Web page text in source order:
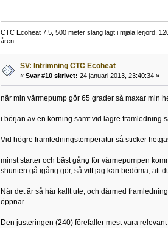
CTC Ecoheat 7,5, 500 meter slang lagt i mjäla lerjord.
åren.
SV: Intrimning CTC Ecoheat
« Svar #10 skrivet: 24 januari 2013, 23:40:34 »
när min värmepump gör 65 grader så maxar min
i början av en körning samt vid lägre framledning
Vid högre framledningstemperatur så sticker
minst starter och bäst gång för värmepumpen
shunten gå igång gör, så vitt jag kan bedöma, att
När det är så här kallt ute, och därmed
öppnar.
Den justeringen (240) förefaller mest vara